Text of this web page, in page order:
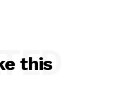
this